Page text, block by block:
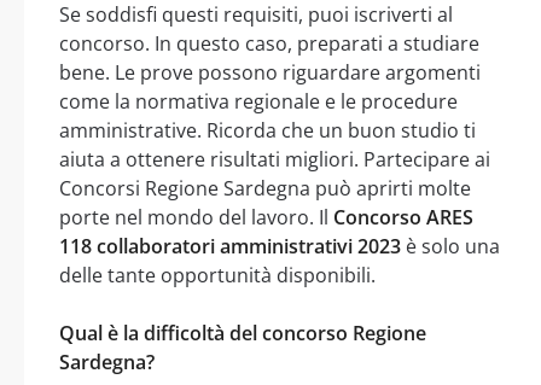
Se soddisfi questi requisiti, puoi iscriverti al
concorso. In questo caso, preparati a studiare
bene. Le prove possono riguardare argomenti
come la normativa regionale e le procedure
amministrative. Ricorda che un buon studio ti
aiuta a ottenere risultati migliori. Partecipare ai
Concorsi Regione Sardegna può aprirti molte
porte nel mondo del lavoro. Il Concorso ARES
118 collaboratori amministrativi 2023 è solo una
delle tante opportunità disponibili.
Qual è la difficoltà del concorso Regione
Sardegna?